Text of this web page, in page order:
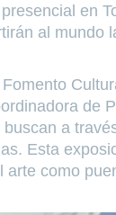
en
al mundo
de
a
Esta
como